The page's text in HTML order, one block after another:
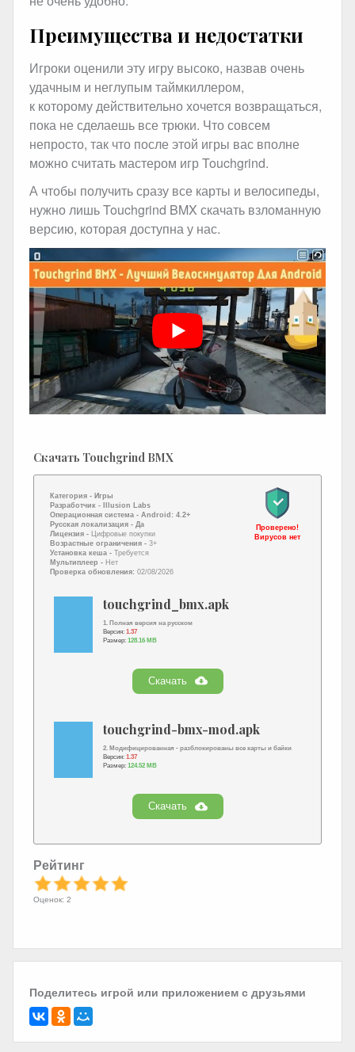
Преимущества и недостатки
Игроки оценили эту игру высоко, назвав очень
удачным и неглупым таймкиллером,
к которому действительно хочется возвращаться,
пока не сделаешь все трюки. Что совсем
непросто, так что после этой игры вас вполне
можно считать мастером игр Touchgrind.
А чтобы получить сразу все карты и велосипеды,
нужно лишь Touchgrind BMX скачать взломанную
версию, которая доступна у нас.
Скачать Touchgrind BMX
Категория - Игры
Разработчик -
Illusion Labs
Операционная система - Android: 4.2+
Русская локализация - Да
Лицензия -
Цифровые покупки
Возрастные ограничения - 3+
Установка кеша - Требуется
Мультиплеер - Нет
Проверка обновления: 02/08/2026
Проверено!
Вирусов нет
touchgrind_bmx.apk
1. Полная версия на русском
Версия: 1.37
Размер: 128.16 MB
Скачать
touchgrind-bmx-mod.apk
2. Модифицированная - разблокированы все карты и байки
Версия: 1.37
Размер: 124.52 MB
Скачать
Рейтинг
Оценок: 2
Поделитесь игрой или приложением с друзьями